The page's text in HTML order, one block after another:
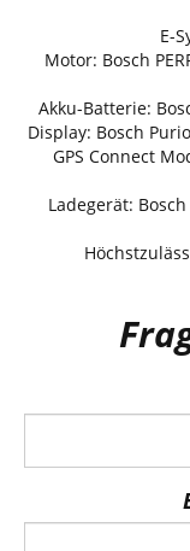
E-
Motor: Bosch
Akku-Batterie:
Display: Bosch
GPS Connect
Ladegerät: